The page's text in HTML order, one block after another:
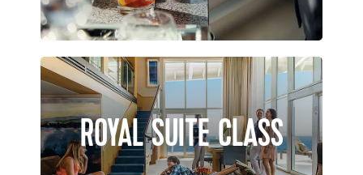
ROYAL SUITE CLASS